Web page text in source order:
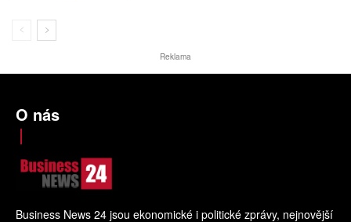
Reklama
O nás
Business News 24 jsou ekonomické i politické zprávy, nejnovější